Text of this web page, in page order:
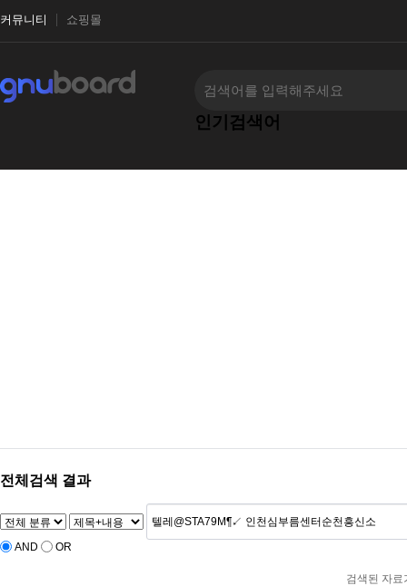
커뮤니티 쇼핑몰
인기검색어
전체검색 결과
AND OR
검색된 자료